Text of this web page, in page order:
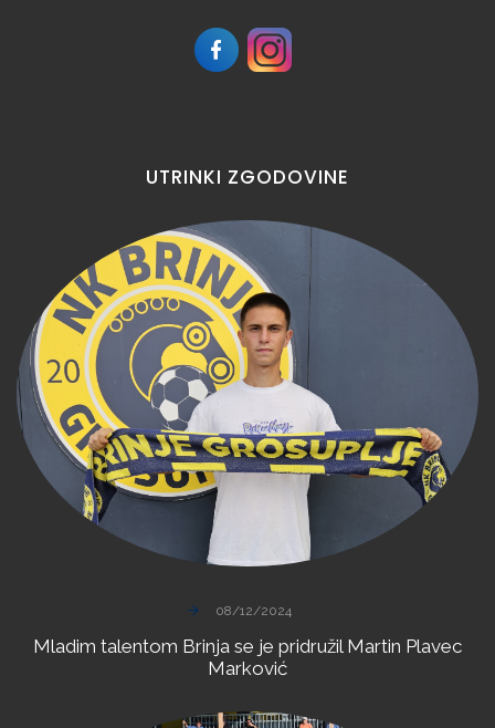
UTRINKI ZGODOVINE
08/12/2024
Mladim talentom Brinja se je pridružil Martin Plavec
Marković